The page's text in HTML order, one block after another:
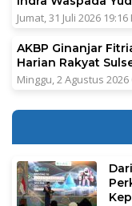
Jumat, 31 Juli 2026 19:16
AKBP Ginanjar
Harian Rakyat
Minggu, 2 Agustus 2026